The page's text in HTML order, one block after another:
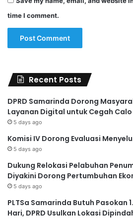
time I comment.
Recent Posts
DPRD Samarinda Dorong
Layanan Digital untuk Cegah
5 days ago
Komisi IV Dorong Evaluasi
5 days ago
Dukung Relokasi Pelabuhan
Diyakini Dorong Pertumbuhan
5 days ago
PLTSa Samarinda Butuh Pasokan
Hari, DPRD Usulkan Lokasi